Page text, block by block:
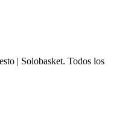
| Solobasket. Todos los